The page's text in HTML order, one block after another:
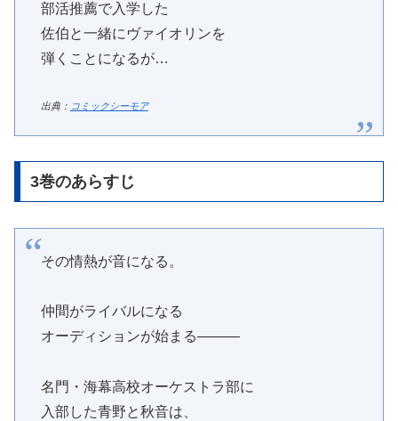
部活推薦で入学した
佐伯と一緒にヴァイオリンを
弾くことになるが…
出典： コミックシーモア
3巻のあらすじ
その情熱が音になる。
仲間がライバルになる
オーディションが始まる―――
名門・海幕高校オーケストラ部に
入部した青野と秋音は、